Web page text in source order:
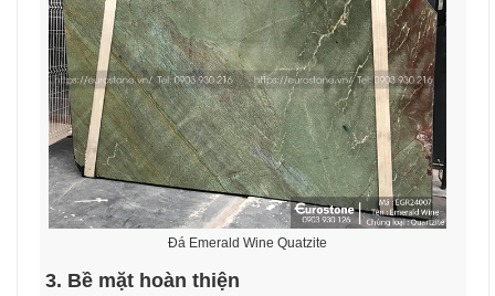
Đá Emerald Wine Quatzite
3. Bề mặt hoàn thiện